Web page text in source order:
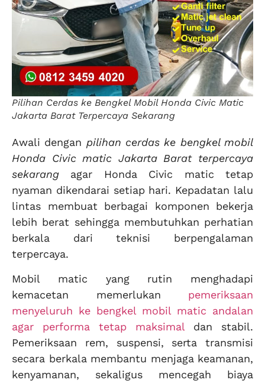
Pilihan Cerdas ke Bengkel Mobil Honda Civic Matic
Jakarta Barat Terpercaya Sekarang
Awali dengan pilihan cerdas ke bengkel mobil
Honda Civic matic Jakarta Barat terpercaya
sekarang agar Honda Civic matic tetap
nyaman dikendarai setiap hari. Kepadatan lalu
lintas membuat berbagai komponen bekerja
lebih berat sehingga membutuhkan perhatian
berkala dari teknisi berpengalaman
terpercaya.
Mobil matic yang rutin menghadapi
kemacetan memerlukan pemeriksaan
menyeluruh ke bengkel mobil matic andalan
agar performa tetap maksimal dan stabil.
Pemeriksaan rem, suspensi, serta transmisi
secara berkala membantu menjaga keamanan,
kenyamanan, sekaligus mencegah biaya